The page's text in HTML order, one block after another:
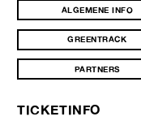
ALGEMENE INFO
GREENTRACK
PARTNERS
TICKETINFO